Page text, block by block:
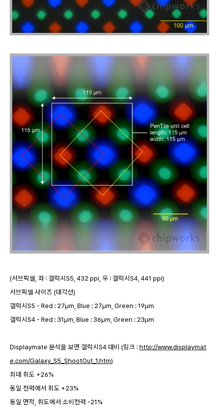
(서브픽셀, 좌 : 갤럭시S5, 432 ppi, 우 : 갤럭시S4, 441 ppi)
서브픽셀 사이즈 (대각선)
갤럭시S5 - Red : 27µm, Blue : 27µm, Green : 19µm
갤럭시S4 - Red : 31µm, Blue : 36µm, Green : 23µm
Displaymate 분석을 보면 갤럭시S4 대비 (링크 :http://www.displaymat
e.com/Galaxy_S5_ShootOut_1.htm)
최대 휘도 +26%
동일 전력에서 휘도 +23%
동일 면적, 휘도에서 소비전력 -21%